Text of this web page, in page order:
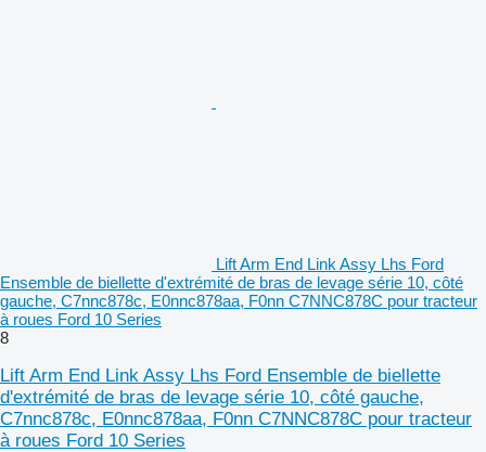
Lift Arm End Link Assy Lhs Ford
Ensemble de biellette d'extrémité de bras de levage série 10, côté
gauche, C7nnc878c, E0nnc878aa, F0nn C7NNC878C pour tracteur
à roues Ford 10 Series
8
Lift Arm End Link Assy Lhs Ford Ensemble de biellette
d'extrémité de bras de levage série 10, côté gauche,
C7nnc878c, E0nnc878aa, F0nn C7NNC878C pour tracteur
à roues Ford 10 Series